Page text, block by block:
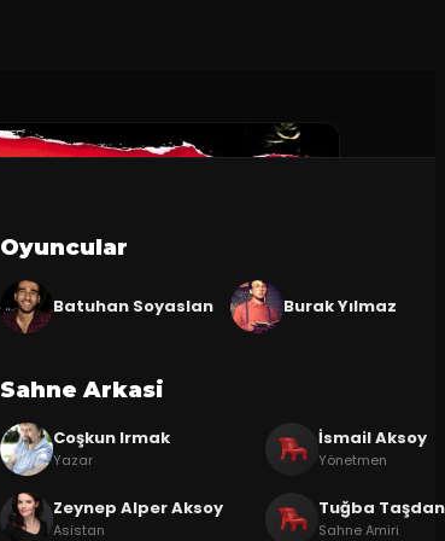
Oyuncular
Batuhan Soyaslan Burak Yılmaz
Sahne Arkasi
Coşkun Irmak
Yazar
İsmail Aksoy
Yönetmen
Zeynep Alper Aksoy
Asistan
Tuğba Taşdan
Sahne Amiri